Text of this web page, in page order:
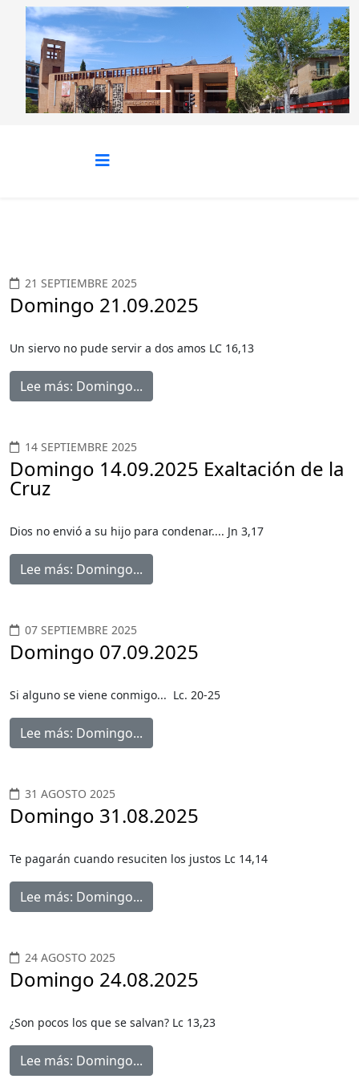
Anterior
21 SEPTIEMBRE 2025
Domingo 21.09.2025
Un siervo no pude servir a dos amos LC 16,13
Lee más: Domingo...
14 SEPTIEMBRE 2025
Domingo 14.09.2025 Exaltación de la
Cruz
Dios no envió a su hijo para condenar.... Jn 3,17
Lee más: Domingo...
07 SEPTIEMBRE 2025
Domingo 07.09.2025
Si alguno se viene conmigo... Lc. 20-25
Lee más: Domingo...
31 AGOSTO 2025
Domingo 31.08.2025
Te pagarán cuando resuciten los justos Lc 14,14
Lee más: Domingo...
24 AGOSTO 2025
Domingo 24.08.2025
¿Son pocos los que se salvan? Lc 13,23
Lee más: Domingo...